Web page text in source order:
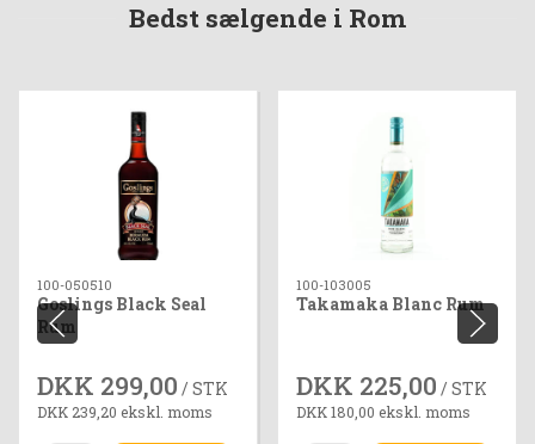
Bedst sælgende i Rom
100-050510
Goslings Black Seal
Rum
DKK 299,00 / STK
DKK 239,20 ekskl. moms
100-103005
Takamaka Blanc Rum
DKK 225,00 / STK
DKK 180,00 ekskl. moms